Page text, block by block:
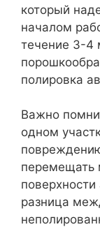
который
началом
течение 3-4
полировка
Важно
одном
перемещать
разница